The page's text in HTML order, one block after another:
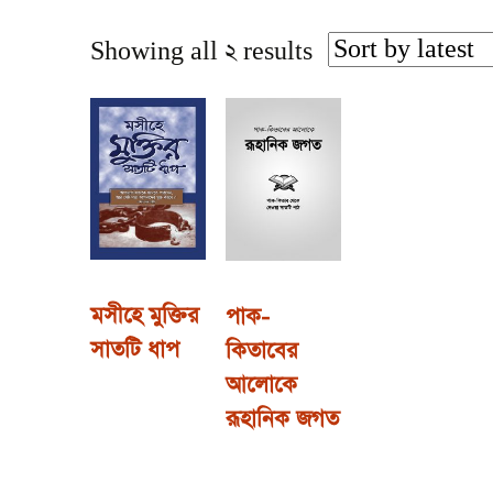
Showing all 2 results
মসীহে মুক্তির
সাতটি ধাপ
পাক-
কিতাবের
আলোকে
রূহানিক জগত